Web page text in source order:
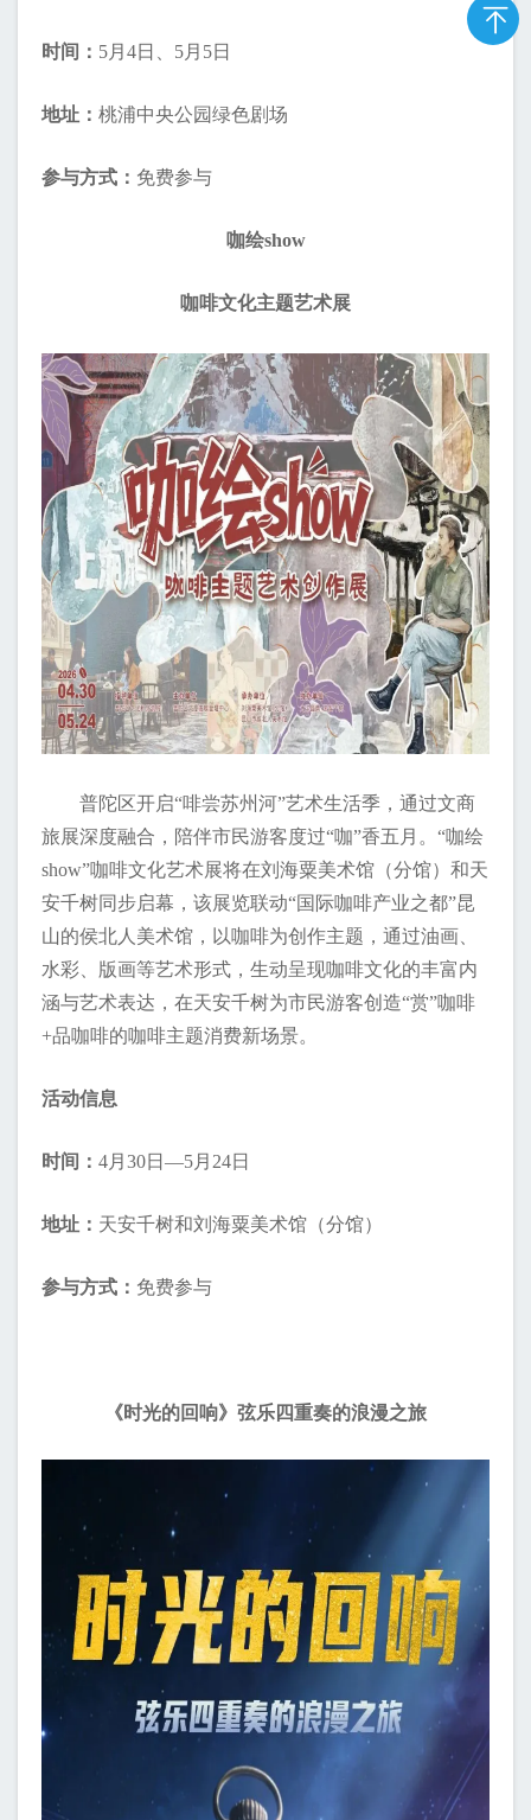
时间： 5月4日、5月5日
地址： 桃浦中央公园绿色剧场
参与方式： 免费参与
咖绘show
咖啡文化主题艺术展
普陀区开启“啡尝苏州河”艺术生活季，通过文商
旅展深度融合，陪伴市民游客度过“咖”香五月。“咖绘
show”咖啡文化艺术展将在刘海粟美术馆（分馆）和天
安千树同步启幕，该展览联动“国际咖啡产业之都”昆
山的侯北人美术馆，以咖啡为创作主题，通过油画、
水彩、版画等艺术形式，生动呈现咖啡文化的丰富内
涵与艺术表达，在天安千树为市民游客创造“赏”咖啡
+品咖啡的咖啡主题消费新场景。
活动信息
时间： 4月30日—5月24日
地址： 天安千树和刘海粟美术馆（分馆）
参与方式： 免费参与
《时光的回响》弦乐四重奏的浪漫之旅